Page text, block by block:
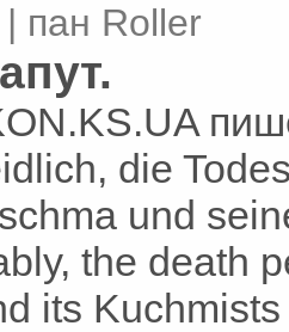
пан Roller
die
und
the death
its Kuchmists